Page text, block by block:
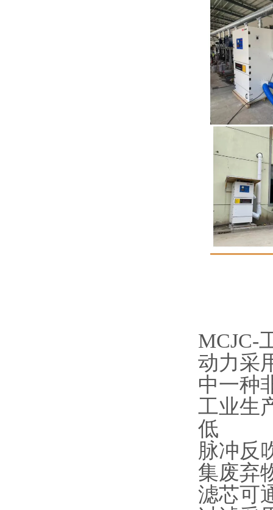
MCJC-
动力采
中一种
工业生
低
脉冲反
集废弃
滤芯可